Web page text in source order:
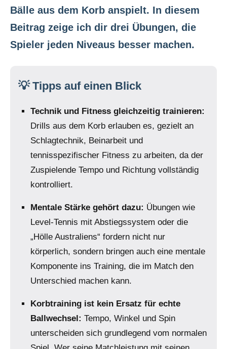
Bälle aus dem Korb anspielt. In diesem
Beitrag zeige ich dir drei Übungen, die
Spieler jeden Niveaus besser machen.
💡 Tipps auf einen Blick
Technik und Fitness gleichzeitig trainieren:
Drills aus dem Korb erlauben es, gezielt an
Schlagtechnik, Beinarbeit und
tennisspezifischer Fitness zu arbeiten, da der
Zuspielende Tempo und Richtung vollständig
kontrolliert.
Mentale Stärke gehört dazu: Übungen wie
Level-Tennis mit Abstiegssystem oder die
„Hölle Australiens“ fordern nicht nur
körperlich, sondern bringen auch eine mentale
Komponente ins Training, die im Match den
Unterschied machen kann.
Korbtraining ist kein Ersatz für echte
Ballwechsel: Tempo, Winkel und Spin
unterscheiden sich grundlegend vom normalen